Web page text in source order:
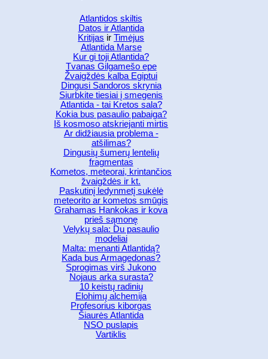
Atlantidos skiltis
Datos ir Atlantida
Kritijas irTimėjus
Atlantida Marse
Kur gi toji Atlantida?
Tvanas Gilgamešo epe
Žvaigždės kalba Egiptui
Dingusi Sandoros skrynia
Siurbkite tiesiai į smegenis
Atlantida - tai Kretos sala?
Kokia bus pasaulio pabaiga?
Iš kosmoso atskriejanti mirtis
Ar didžiausia problema -
atšilimas?
Dingusių šumerų lentelių
fragmentas
Kometos, meteorai, krintančios
žvaigždės ir kt.
Paskutinį ledynmetį sukėlė
meteorito ar kometos smūgis
Grahamas Hankokas ir kova
prieš sąmonę
Velykų sala: Du pasaulio
modeliai
Malta: menanti Atlantidą?
Kada bus Armagedonas?
Sprogimas virš Jukono
Nojaus arka surasta?
10 keistų radinių
Elohimų alchemija
Profesorius kiborgas
Šiaurės Atlantida
NSO puslapis
Vartiklis